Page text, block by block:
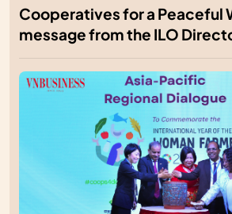
Cooperatives for a Peaceful
message from the ILO